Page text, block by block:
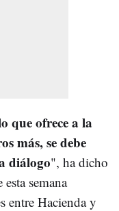
que ofrece a la
más, se debe
diálogo", ha dicho
semana
entre Hacienda y